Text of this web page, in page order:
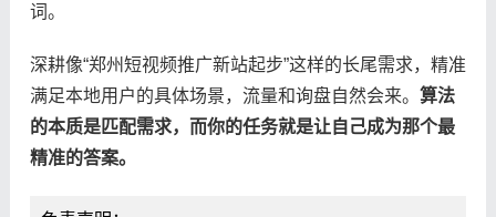
词。
深耕像“郑州短视频推广新站起步”这样的长尾需求，精准
满足本地用户的具体场景，流量和询盘自然会来。​ ​算法
的本质是匹配需求，而你的任务就是让自己成为那个最
精准的答案。​